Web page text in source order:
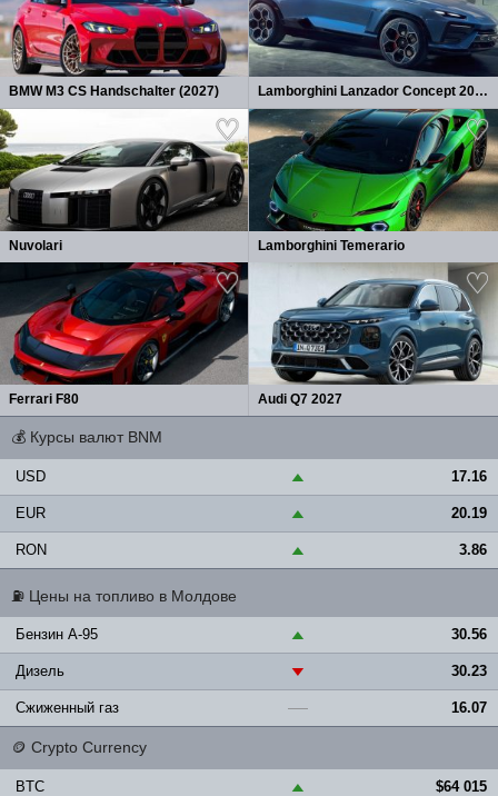
BMW M3 CS Handschalter (2027) Lamborghini Lanzador Concept 2026
Nuvolari Lamborghini Temerario
Ferrari F80 Audi Q7 2027
💰 Курсы валют BNM
USD ▲ 17.16
EUR ▲ 20.19
RON ▲ 3.86
⛽ Цены на топливо в Молдове
Бензин A-95 ▲ 30.56
Дизель ▼ 30.23
Сжиженный газ — 16.07
🪙 Crypto Currency
BTC ▲ $64 015